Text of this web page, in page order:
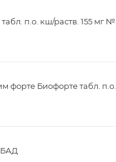
п.о. кш/раств. 155 мг
форте Биофорте табл.
БАД